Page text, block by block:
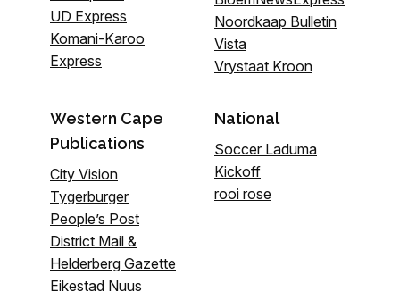
UD Express
Komani-Karoo
Express
Noordkaap Bulletin
Vista
Vrystaat Kroon
Western Cape
Publications
City Vision
Tygerburger
People’s Post
District Mail &
Helderberg Gazette
Eikestad Nuus
National
Soccer Laduma
Kickoff
rooi rose